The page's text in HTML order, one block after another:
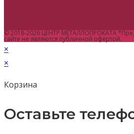
© 2018-2026 ЦЕНТР МЕТАЛЛОПРОКАТА
сайте не являются публичной офертой.
×
×
Корзина
Оставьте